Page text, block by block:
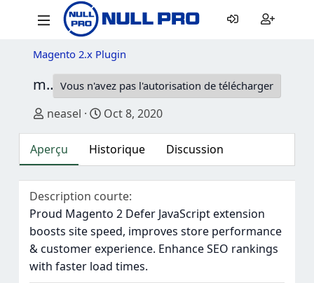
Magento 2.x Plugin
magento2.x bsscommerce Defer JavaScript Vous n'avez pas l'autorisation de télécharger
Auteur
neasel Date de création
Oct 8, 2020
Aperçu Historique Discussion
Description courte
Proud Magento 2 Defer JavaScript extension
boosts site speed, improves store performance
& customer experience. Enhance SEO rankings
with faster load times.